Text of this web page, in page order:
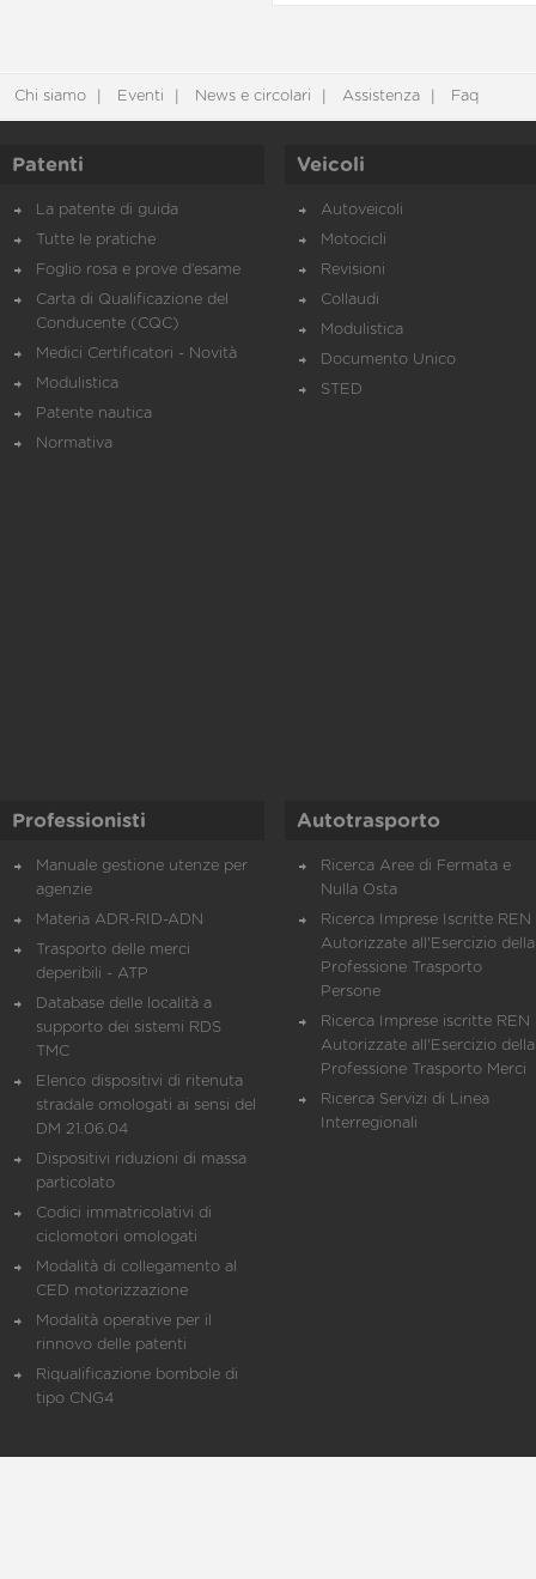
Chi siamo Eventi News e circolari Assistenza Faq
Patenti
La patente di guida
Tutte le pratiche
Foglio rosa e prove d’esame
Carta di Qualificazione del
Conducente (CQC)
Medici Certificatori - Novità
Modulistica
Patente nautica
Normativa
Veicoli
Autoveicoli
Motocicli
Revisioni
Collaudi
Modulistica
Documento Unico
STED
Professionisti
Manuale gestione utenze per
agenzie
Materia ADR-RID-ADN
Trasporto delle merci
deperibili - ATP
Database delle località a
supporto dei sistemi RDS
TMC
Elenco dispositivi di ritenuta
stradale omologati ai sensi del
DM 21.06.04
Dispositivi riduzioni di massa
particolato
Codici immatricolativi di
ciclomotori omologati
Modalità di collegamento al
CED motorizzazione
Modalità operative per il
rinnovo delle patenti
Riqualificazione bombole di
tipo CNG4
Autotrasporto
Ricerca Aree di Fermata e
Nulla Osta
Ricerca Imprese Iscritte REN
Autorizzate all'Esercizio della
Professione Trasporto
Persone
Ricerca Imprese iscritte REN
Autorizzate all'Esercizio della
Professione Trasporto Merci
Ricerca Servizi di Linea
Interregionali